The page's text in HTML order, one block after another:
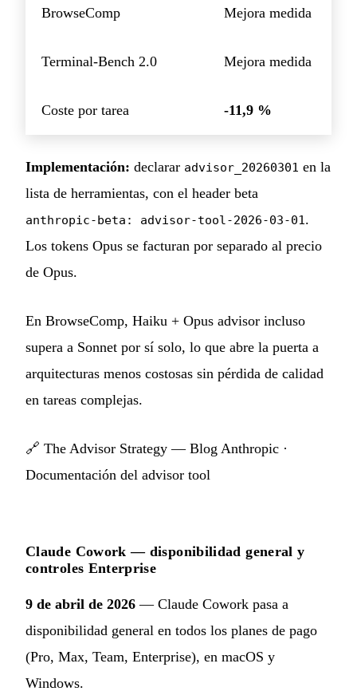
BrowseComp Mejora medida
Terminal-Bench 2.0 Mejora medida
Coste por tarea -11,9 %
Implementación: declarar advisor_20260301 en la
lista de herramientas, con el header beta
anthropic-beta: advisor-tool-2026-03-01 .
Los tokens Opus se facturan por separado al precio
de Opus.
En BrowseComp, Haiku + Opus advisor incluso
supera a Sonnet por sí solo, lo que abre la puerta a
arquitecturas menos costosas sin pérdida de calidad
en tareas complejas.
🔗 The Advisor Strategy — Blog Anthropic ·
Documentación del advisor tool
Claude Cowork — disponibilidad general y
controles Enterprise
9 de abril de 2026 — Claude Cowork pasa a
disponibilidad general en todos los planes de pago
(Pro, Max, Team, Enterprise), en macOS y
Windows.